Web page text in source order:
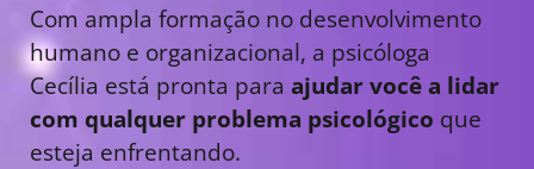
Com ampla formação no desenvolvimento
humano e organizacional, a psicóloga
Cecília está pronta para ajudar você a lidar
com qualquer problema psicológico que
esteja enfrentando.